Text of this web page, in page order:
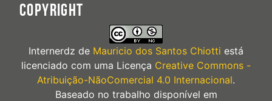
COPYRIGHT
Internerdz de Mauricio dos Santos Chiotti está
licenciado com uma Licença Creative Commons -
Atribuição-NãoComercial 4.0 Internacional.
Baseado no trabalho disponível em